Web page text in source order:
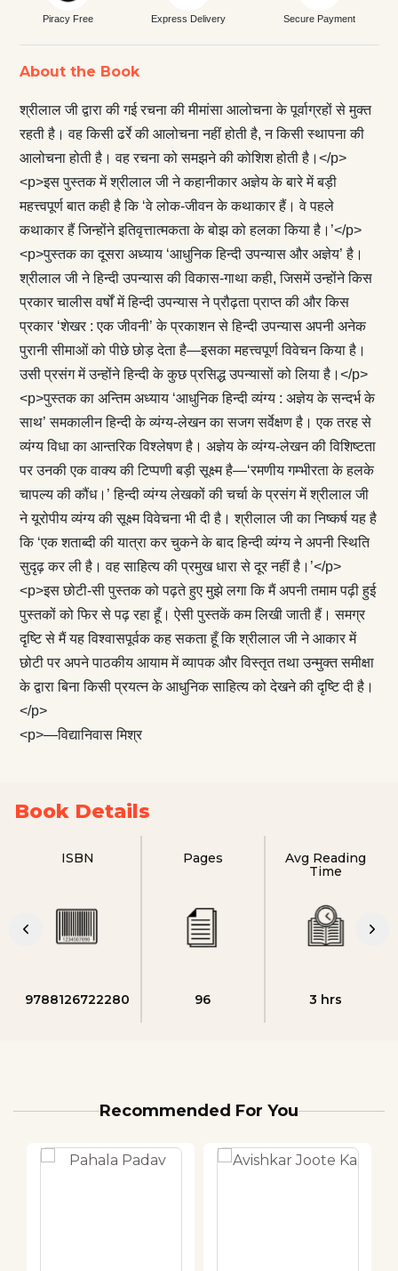
Piracy Free Express Delivery Secure Payment
About the Book
श्रीलाल जी द्वारा की गई रचना की मीमांसा आलोचना के पूर्वाग्रहों से मुक्त
रहती है। वह किसी ढर्रे की आलोचना नहीं होती है, न किसी स्थापना की
आलोचना होती है। वह रचना को समझने की कोशिश होती है।</p>
<p>इस पुस्तक में श्रीलाल जी ने कहानीकार अज्ञेय के बारे में बड़ी
महत्त्वपूर्ण बात कही है कि ‘वे लोक-जीवन के कथाकार हैं। वे पहले
कथाकार हैं जिन्होंने इतिवृत्तात्मकता के बोझ को हलका किया है।’</p>
<p>पुस्तक का दूसरा अध्याय ‘आधुनिक हिन्दी उपन्यास और अज्ञेय’ है।
श्रीलाल जी ने हिन्दी उपन्यास की विकास-गाथा कही, जिसमें उन्होंने किस
प्रकार चालीस वर्षों में हिन्दी उपन्यास ने प्रौढ़ता प्राप्त की और किस
प्रकार ‘शेखर : एक जीवनी’ के प्रकाशन से हिन्दी उपन्यास अपनी अनेक
पुरानी सीमाओं को पीछे छोड़ देता है—इसका महत्त्वपूर्ण विवेचन किया है।
उसी प्रसंग में उन्होंने हिन्दी के कुछ प्रसिद्ध उपन्यासों को लिया है।</p>
<p>पुस्तक का अन्तिम अध्याय ‘आधुनिक हिन्दी व्यंग्य : अज्ञेय के सन्दर्भ के
साथ’ समकालीन हिन्दी के व्यंग्य-लेखन का सजग सर्वेक्षण है। एक तरह से
व्यंग्य विधा का आन्तरिक विश्लेषण है। अज्ञेय के व्यंग्य-लेखन की विशिष्टता
पर उनकी एक वाक्य की टिप्पणी बड़ी सूक्ष्म है—‘रमणीय गम्भीरता के हलके
चापल्य की कौंध।’ हिन्दी व्यंग्य लेखकों की चर्चा के प्रसंग में श्रीलाल जी
ने यूरोपीय व्यंग्य की सूक्ष्म विवेचना भी दी है। श्रीलाल जी का निष्कर्ष यह है
कि ‘एक शताब्दी की यात्रा कर चुकने के बाद हिन्दी व्यंग्य ने अपनी स्थिति
सुदृढ़ कर ली है। वह साहित्य की प्रमुख धारा से दूर नहीं है।’</p>
<p>इस छोटी-सी पुस्तक को पढ़ते हुए मुझे लगा कि मैं अपनी तमाम पढ़ी हुई
पुस्तकों को फिर से पढ़ रहा हूँ। ऐसी पुस्तकें कम लिखी जाती हैं। समग्र
दृष्टि से मैं यह विश्वासपूर्वक कह सकता हूँ कि श्रीलाल जी ने आकार में
छोटी पर अपने पाठकीय आयाम में व्यापक और विस्तृत तथा उन्मुक्त समीक्षा
के द्वारा बिना किसी प्रयत्न के आधुनिक साहित्य को देखने की दृष्टि दी है।
</p>
<p>—विद्यानिवास मिश्र
Book Details
ISBN
9788126722280
Pages
96
Avg Reading
Time
3 hrs
Recommended For You